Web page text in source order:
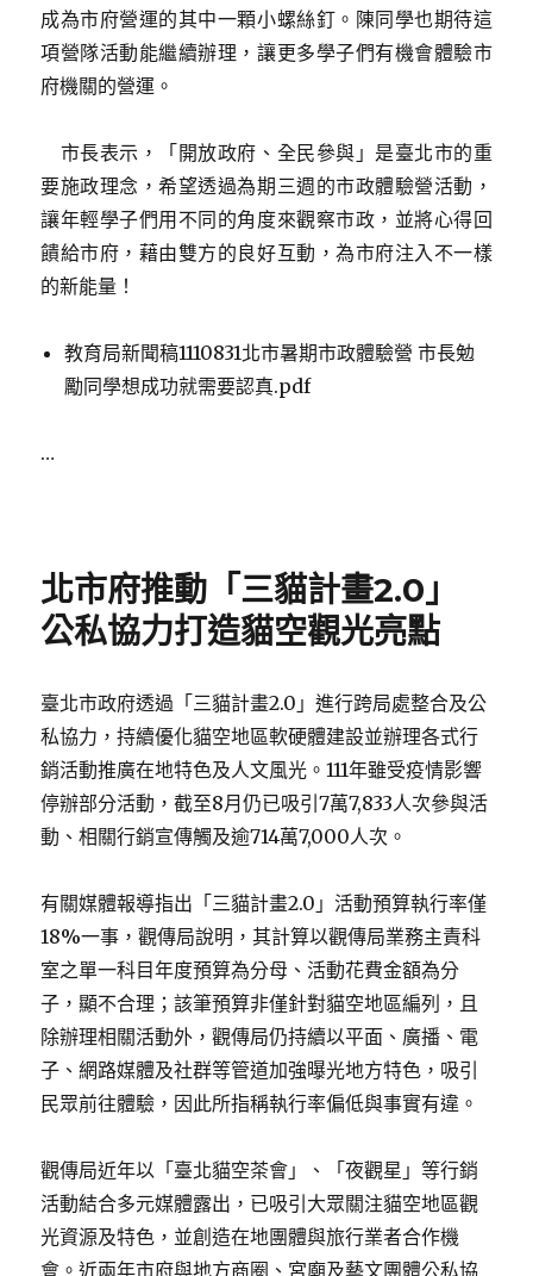
成為市府營運的其中一顆小螺絲釘。陳同學也期待這
項營隊活動能繼續辦理，讓更多學子們有機會體驗市
府機關的營運。
市長表示，「開放政府、全民參與」是臺北市的重
要施政理念，希望透過為期三週的市政體驗營活動，
讓年輕學子們用不同的角度來觀察市政，並將心得回
饋給市府，藉由雙方的良好互動，為市府注入不一樣
的新能量！
教育局新聞稿1110831北市暑期市政體驗營 市長勉
勵同學想成功就需要認真.pdf
…
北市府推動「三貓計畫2.0」
公私協力打造貓空觀光亮點
臺北市政府透過「三貓計畫2.0」進行跨局處整合及公
私協力，持續優化貓空地區軟硬體建設並辦理各式行
銷活動推廣在地特色及人文風光。111年雖受疫情影響
停辦部分活動，截至8月仍已吸引7萬7,833人次參與活
動、相關行銷宣傳觸及逾714萬7,000人次。
有關媒體報導指出「三貓計畫2.0」活動預算執行率僅
18%一事，觀傳局說明，其計算以觀傳局業務主責科
室之單一科目年度預算為分母、活動花費金額為分
子，顯不合理；該筆預算非僅針對貓空地區編列，且
除辦理相關活動外，觀傳局仍持續以平面、廣播、電
子、網路媒體及社群等管道加強曝光地方特色，吸引
民眾前往體驗，因此所指稱執行率偏低與事實有違。
觀傳局近年以「臺北貓空茶會」、「夜觀星」等行銷
活動結合多元媒體露出，已吸引大眾關注貓空地區觀
光資源及特色，並創造在地團體與旅行業者合作機
會。近兩年市府與地方商圈、宮廟及藝文團體公私協